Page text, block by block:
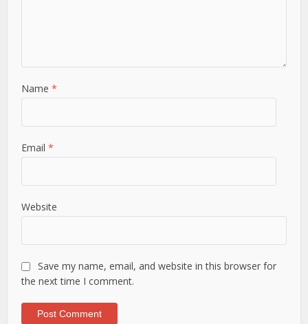
Name*
Email*
Website
Save my name, email, and website in this browser for
the next time I comment.